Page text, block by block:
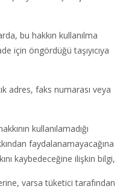
bu hakkın kullanılma
için öngördüğü taşıyıcıya
adres, faks numarası veya
kullanılamadığı
faydalanamayacağına
kaybedeceğine ilişkin bilgi,
varsa tüketici tarafından